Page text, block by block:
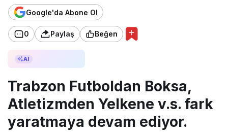
Google'da Abone Ol
0 Paylaş Beğen
AI
Trabzon Futboldan Boksa,
Atletizmden Yelkene v.s. fark
yaratmaya devam ediyor.